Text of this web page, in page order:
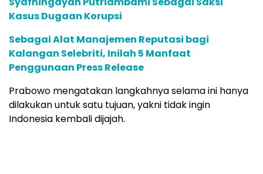
Kasus Dugaan Korupsi
Sebagai Alat Manajemen Reputasi bagi
Kalangan Selebriti, Inilah 5 Manfaat
Penggunaan Press Release
Prabowo mengatakan langkahnya selama ini hanya
dilakukan untuk satu tujuan, yakni tidak ingin
Indonesia kembali dijajah.